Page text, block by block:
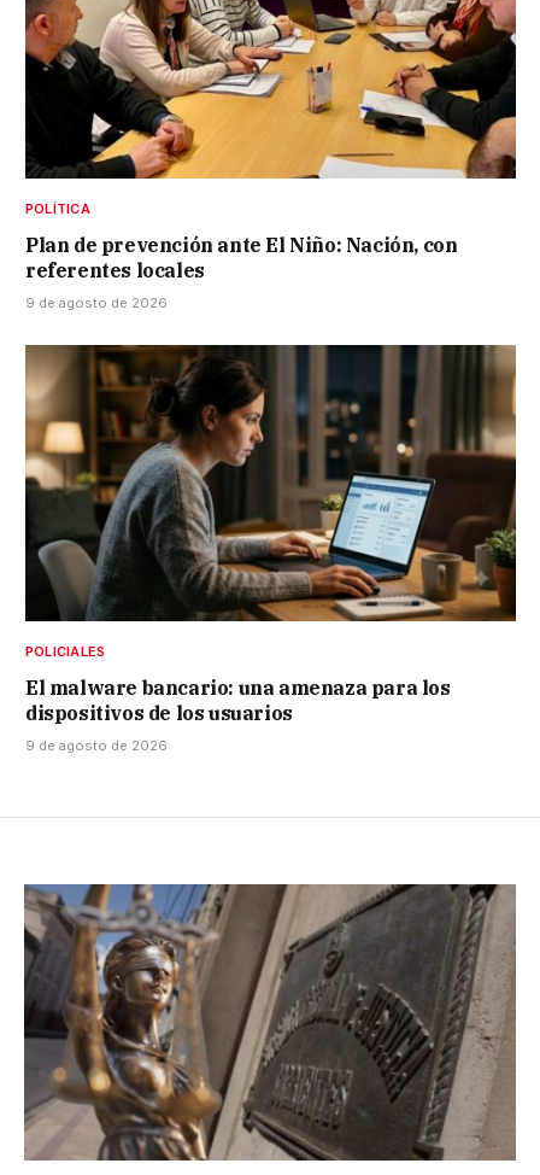
POLÍTICA
Plan de prevención ante El Niño: Nación, con
referentes locales
9 de agosto de 2026
POLICIALES
El malware bancario: una amenaza para los
dispositivos de los usuarios
9 de agosto de 2026